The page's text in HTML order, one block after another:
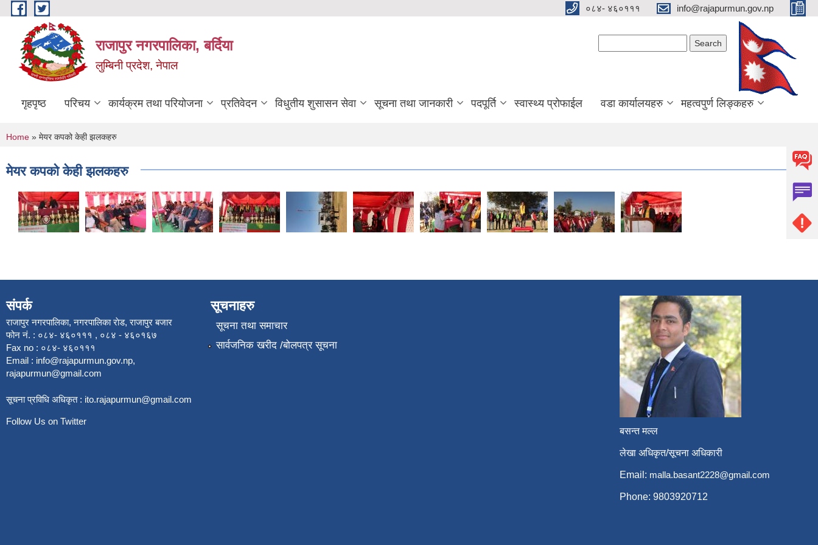
Skip to main content ०८४- ४६०१११ info@rajapurmun.gov.np
राजापुर नगरपालिका, बर्दिया
लुम्बिनी प्रदेश, नेपाल
गृहपृष्ठ परिचय कार्यक्रम तथा परियोजना प्रतिवेदन विधुतीय शुसासन सेवा सूचना तथा जानकारी पदपूर्ति स्वास्थ्य प्रोफाईल वडा कार्यालयहरु महत्वपुर्ण लिङ्कहरु
You are here
Home » मेयर कपको केही झलकहरु
मेयर कपको केही झलकहरु
संपर्क
राजापुर नगरपालिका, नगरपालिका राेड, राजापुर बजार
फोन नं. : ०८४- ४६०१११ , ०८४ - ४६०१६७
Fax no : ०८४- ४६०१११
Email : info@rajapurmun.gov.np,
rajapurmun@gmail.com
सूचना प्रविधि अधिकृत : ito.rajapurmun@gmail.com
Follow Us on Twitter
सूचनाहरु
सूचना तथा समाचार
सार्वजनिक खरीद /बोलपत्र सूचना
बसन्त मल्ल
लेखा अधिकृत/सूचना अधिकारी
Email: malla.basant2228@gmail.com
Phone: 9803920712